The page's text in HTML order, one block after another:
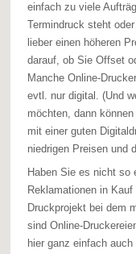
einfach zu viele
Termindruck steht
lieber einen höheren
darauf, ob Sie Offset
Manche Online-
evtl. nur digital. (Und
möchten, dann
mit einer guten
niedrigen Preisen und
Haben Sie es nicht so
Reklamationen in
Druckprojekt bei dem
sind Online-
hier ganz einfach